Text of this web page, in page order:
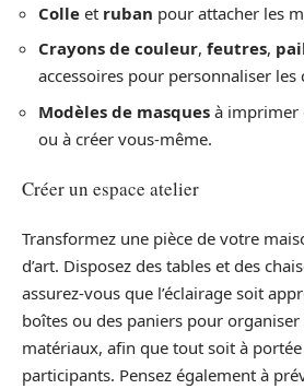
Colle et ruban pour attacher les
Crayons de couleur, feutres,
accessoires pour personnaliser les
Modèles de masques à imprimer
ou à créer vous-même.
Créer un espace atelier
Transformez une pièce de votre
d’art. Disposez des tables et des
assurez-vous que l’éclairage soit
boîtes ou des paniers pour organiser
matériaux, afin que tout soit à
participants. Pensez également à